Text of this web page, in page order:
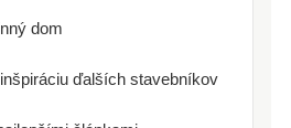
dom
ďalších stavebníkov